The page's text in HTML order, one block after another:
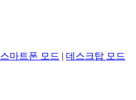
스마트폰 모드 | 데스크탑 모드